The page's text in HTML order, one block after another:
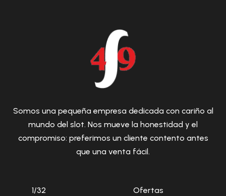
Somos una pequeña empresa dedicada con cariño al
mundo del slot. Nos mueve la honestidad y el
compromiso: preferimos un cliente contento antes
que una venta fácil.
1/32
Ofertas